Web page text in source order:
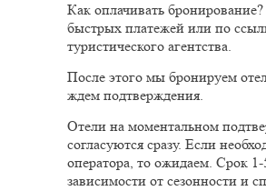
Как оплачивать
быстрых платежей или по
туристического агентства.
После этого мы бронируем
ждем подтверждения.
Отели на моментальном
согласуются сразу. Если
оператора, то ожидаем. Срок
зависимости от сезонности и